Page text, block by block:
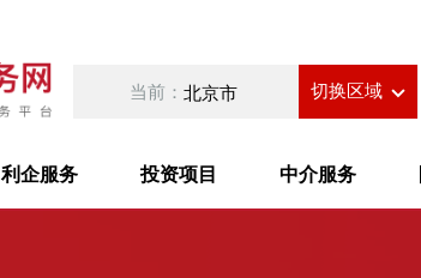
当前： 北京市 切换区域
利企服务 投资项目 中介服务